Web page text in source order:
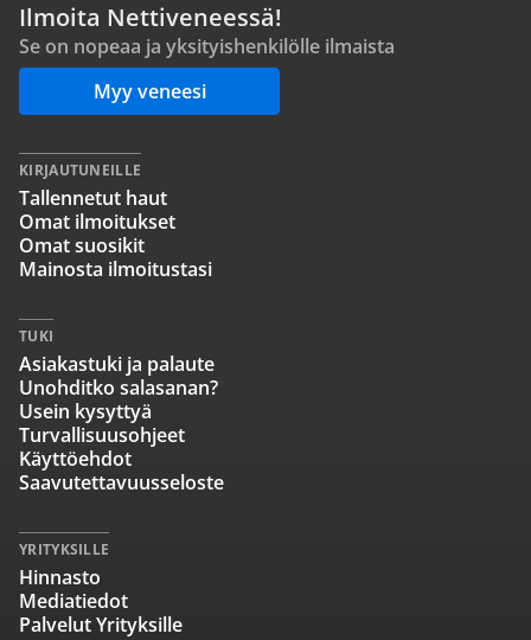
Ilmoita Nettiveneessä!
Se on nopeaa ja yksityishenkilölle ilmaista
Myy veneesi
KIRJAUTUNEILLE
Tallennetut haut
Omat ilmoitukset
Omat suosikit
Mainosta ilmoitustasi
TUKI
Asiakastuki ja palaute
Unohditko salasanan?
Usein kysyttyä
Turvallisuusohjeet
Käyttöehdot
Saavutettavuusseloste
YRITYKSILLE
Hinnasto
Mediatiedot
Palvelut Yrityksille